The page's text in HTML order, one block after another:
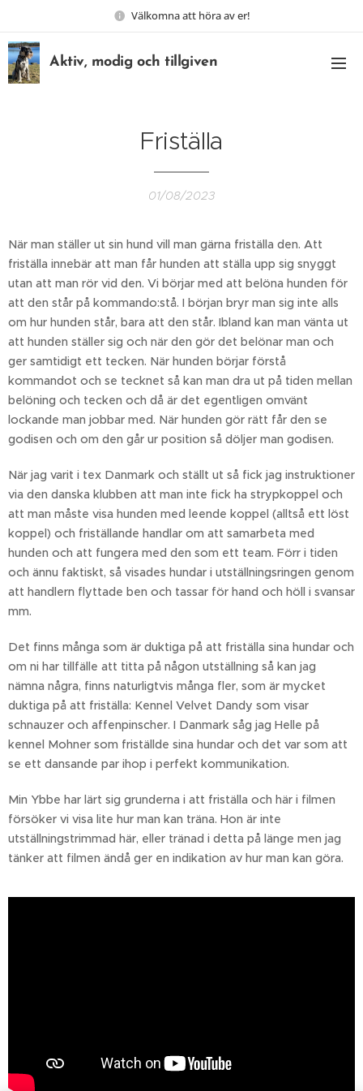
Välkomna att höra av er!
Aktiv, modig och tillgiven
Friställa
01/08/2023
När man ställer ut sin hund vill man gärna friställa den. Att
friställa innebär att man får hunden att ställa upp sig snyggt
utan att man rör vid den. Vi börjar med att belöna hunden för
att den står på kommando:stå. I början bryr man sig inte alls
om hur hunden står, bara att den står. Ibland kan man vänta ut
att hunden ställer sig och när den gör det belönar man och
ger samtidigt ett tecken. När hunden börjar förstå
kommandot och se tecknet så kan man dra ut på tiden mellan
belöning och tecken och då är det egentligen omvänt
lockande man jobbar med. När hunden gör rätt får den se
godisen och om den går ur position så döljer man godisen.
När jag varit i tex Danmark och ställt ut så fick jag instruktioner
via den danska klubben att man inte fick ha strypkoppel och
att man måste visa hunden med leende koppel (alltså ett löst
koppel) och friställande handlar om att samarbeta med
hunden och att fungera med den som ett team. Förr i tiden
och ännu faktiskt, så visades hundar i utställningsringen genom
att handlern flyttade ben och tassar för hand och höll i svansar
mm.
Det finns många som är duktiga på att friställa sina hundar och
om ni har tillfälle att titta på någon utställning så kan jag
nämna några, finns naturligtvis många fler, som är mycket
duktiga på att friställa: Kennel Velvet Dandy som visar
schnauzer och affenpinscher. I Danmark såg jag Helle på
kennel Mohner som friställde sina hundar och det var som att
se ett dansande par ihop i perfekt kommunikation.
Min Ybbe har lärt sig grunderna i att friställa och här i filmen
försöker vi visa lite hur man kan träna. Hon är inte
utställningstrimmad här, eller tränad i detta på länge men jag
tänker att filmen ändå ger en indikation av hur man kan göra.